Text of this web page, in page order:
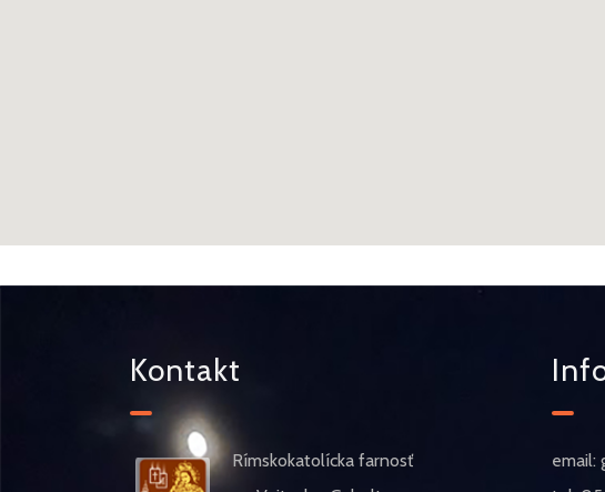
Kontakt
Rímskokatolícka farnosť
email: